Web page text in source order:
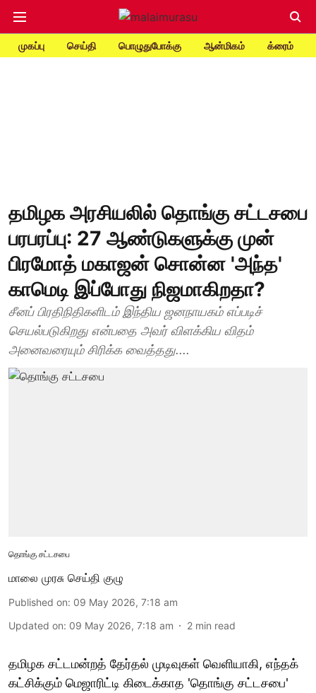
முகப்பு செய்தி பொழுதுபோக்கு ஆன்மிகம் க்ரைம்
தமிழக அரசியலில் தொங்கு சட்டசபை
பரபரப்பு: 27 ஆண்டுகளுக்கு முன்
பிரமோத் மகாஜன் சொன்ன 'அந்த'
காமெடி இப்போது நிஜமாகிறதா?
சீனப் பிரதிநிதிகளிடம் இந்திய ஜனநாயகம் எப்படிச்
செயல்படுகிறது என்பதை அவர் விளக்கிய விதம்
அனைவரையும் சிரிக்க வைத்தது....
தொங்கு சட்டசபை
மாலை முரசு செய்தி குழு
Published on: 09 May 2026, 7:18 am
Updated on: 09 May 2026, 7:18 am 2 min read
தமிழக சட்டமன்றத் தேர்தல் முடிவுகள் வெளியாகி, எந்தக்
கட்சிக்கும் மெஜாரிட்டி கிடைக்காத 'தொங்கு சட்டசபை'